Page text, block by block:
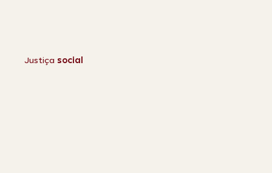
Justiça social